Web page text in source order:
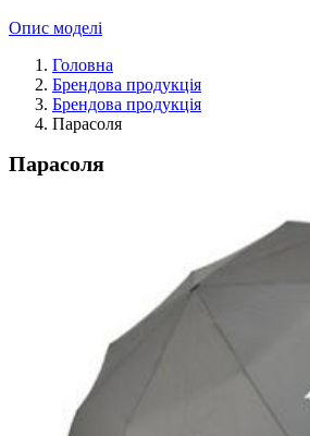
Опис моделі
Головна
Брендова продукція
Брендова продукція
Парасоля
Парасоля